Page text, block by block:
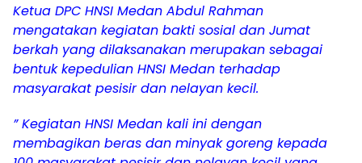
Ketua DPC HNSI Medan Abdul Rahman
mengatakan kegiatan bakti sosial dan Jumat
berkah yang dilaksanakan merupakan sebagai
bentuk kepedulian HNSI Medan terhadap
masyarakat pesisir dan nelayan kecil.
” Kegiatan HNSI Medan kali ini dengan
membagikan beras dan minyak goreng kepada